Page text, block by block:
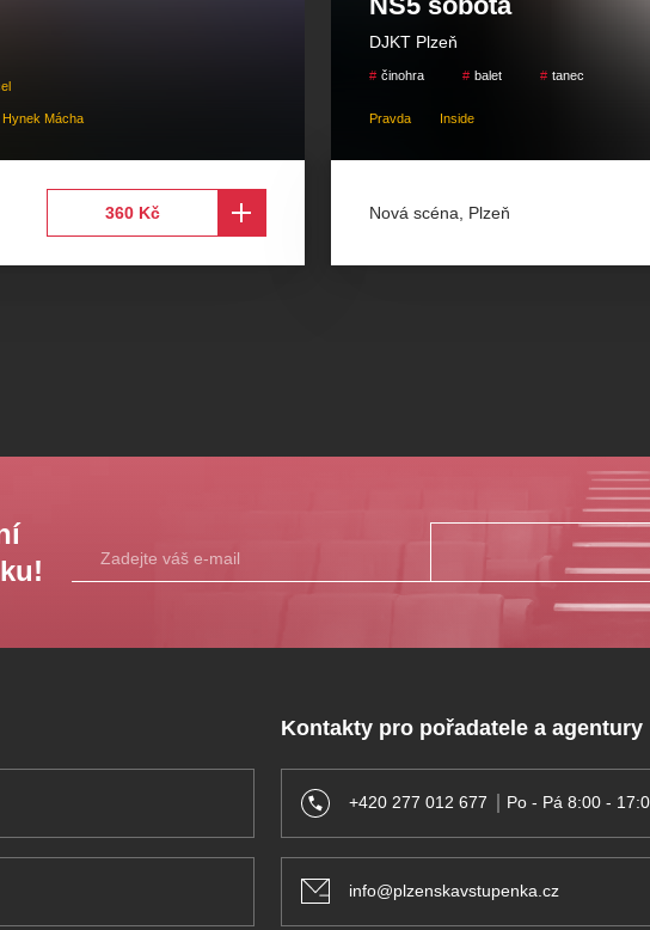
se slevou
ve své skupině
DJKT
Mácha
360 Kč
DJKT Plzeň
činohra balet tanec
Pravda Inside
Nová scéna Plzeň
Kontakty pro pořadatele a agentury
+420 277 012 677 Po - Pá 8:00 -
info@plzenskavstupenka.cz